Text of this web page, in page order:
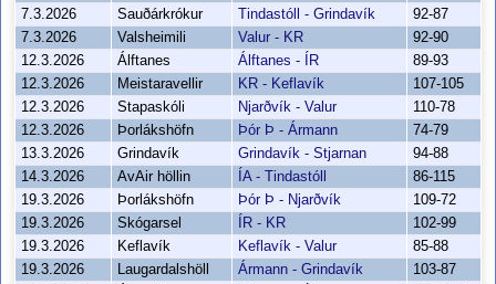
7.3.2026
Sauðárkrókur Tindastóll - Grindavík
92-87
7.3.2026
Valsheimili Valur - KR
92-90
12.3.2026
Álftanes Álftanes - ÍR
89-93
12.3.2026
Meistaravellir KR - Keflavík
107-105
12.3.2026
Stapaskóli Njarðvík - Valur
110-78
12.3.2026
Þorlákshöfn Þór Þ - Ármann
74-79
13.3.2026
Grindavík Grindavík - Stjarnan
94-88
14.3.2026
AvAir höllin ÍA - Tindastóll
86-115
19.3.2026
Þorlákshöfn Þór Þ - Njarðvík
109-72
19.3.2026
Skógarsel ÍR - KR
102-99
19.3.2026
Keflavík Keflavík - Valur
85-88
19.3.2026
Laugardalshöll Ármann - Grindavík
103-87